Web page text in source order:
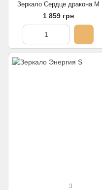
Зеркало Сердце дракона M
1 859 грн
3